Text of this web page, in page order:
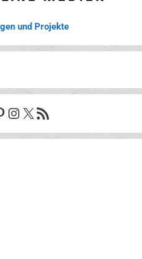
und Projekte
Instagram
X RSS-Feed